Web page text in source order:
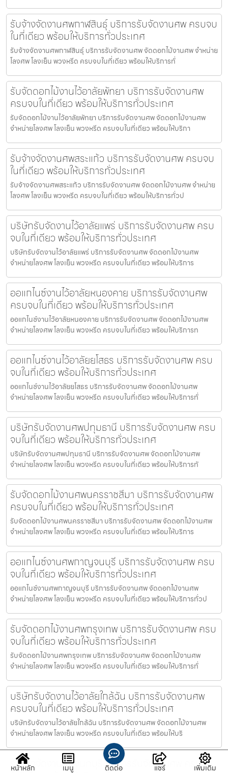
รับจ้างจัดงานศพกาฬสินธุ์ บริการรับจัดงานศพ ครบจบ
ในที่เดียว พร้อมให้บริการทั่วประเทศ
รับจ้างจัดงานศพกาฬสินธุ์ บริการรับจัดงานศพ จัดดอกไม้งานศพ จำหน่าย
โลงศพ โลงเย็น พวงหรีด ครบจบในที่เดียว พร้อมให้บริการทั่
รับจัดดอกไม้งานไว้อาลัยพัทยา บริการรับจัดงานศพ
ครบจบในที่เดียว พร้อมให้บริการทั่วประเทศ
รับจัดดอกไม้งานไว้อาลัยพัทยา บริการรับจัดงานศพ จัดดอกไม้งานศพ
จำหน่ายโลงศพ โลงเย็น พวงหรีด ครบจบในที่เดียว พร้อมให้บริกา
รับจ้างจัดงานศพสระแก้ว บริการรับจัดงานศพ ครบจบ
ในที่เดียว พร้อมให้บริการทั่วประเทศ
รับจ้างจัดงานศพสระแก้ว บริการรับจัดงานศพ จัดดอกไม้งานศพ จำหน่าย
โลงศพ โลงเย็น พวงหรีด ครบจบในที่เดียว พร้อมให้บริการทั่วป
บริษัทรับจัดงานไว้อาลัยแพร่ บริการรับจัดงานศพ ครบ
จบในที่เดียว พร้อมให้บริการทั่วประเทศ
บริษัทรับจัดงานไว้อาลัยแพร่ บริการรับจัดงานศพ จัดดอกไม้งานศพ
จำหน่ายโลงศพ โลงเย็น พวงหรีด ครบจบในที่เดียว พร้อมให้บริการ
ออแกไนซ์งานไว้อาลัยหนองคาย บริการรับจัดงานศพ
ครบจบในที่เดียว พร้อมให้บริการทั่วประเทศ
ออแกไนซ์งานไว้อาลัยหนองคาย บริการรับจัดงานศพ จัดดอกไม้งานศพ
จำหน่ายโลงศพ โลงเย็น พวงหรีด ครบจบในที่เดียว พร้อมให้บริการท
ออแกไนซ์งานไว้อาลัยยโสธร บริการรับจัดงานศพ ครบ
จบในที่เดียว พร้อมให้บริการทั่วประเทศ
ออแกไนซ์งานไว้อาลัยยโสธร บริการรับจัดงานศพ จัดดอกไม้งานศพ
จำหน่ายโลงศพ โลงเย็น พวงหรีด ครบจบในที่เดียว พร้อมให้บริการทั่
บริษัทรับจัดงานศพปทุมธานี บริการรับจัดงานศพ ครบ
จบในที่เดียว พร้อมให้บริการทั่วประเทศ
บริษัทรับจัดงานศพปทุมธานี บริการรับจัดงานศพ จัดดอกไม้งานศพ
จำหน่ายโลงศพ โลงเย็น พวงหรีด ครบจบในที่เดียว พร้อมให้บริการทั
รับจัดดอกไม้งานศพนครราชสีมา บริการรับจัดงานศพ
ครบจบในที่เดียว พร้อมให้บริการทั่วประเทศ
รับจัดดอกไม้งานศพนครราชสีมา บริการรับจัดงานศพ จัดดอกไม้งานศพ
จำหน่ายโลงศพ โลงเย็น พวงหรีด ครบจบในที่เดียว พร้อมให้บริการ
ออแกไนซ์งานศพกาญจนบุรี บริการรับจัดงานศพ ครบ
จบในที่เดียว พร้อมให้บริการทั่วประเทศ
ออแกไนซ์งานศพกาญจนบุรี บริการรับจัดงานศพ จัดดอกไม้งานศพ
จำหน่ายโลงศพ โลงเย็น พวงหรีด ครบจบในที่เดียว พร้อมให้บริการทั่วป
รับจัดดอกไม้งานศพกรุงเทพ บริการรับจัดงานศพ ครบ
จบในที่เดียว พร้อมให้บริการทั่วประเทศ
รับจัดดอกไม้งานศพกรุงเทพ บริการรับจัดงานศพ จัดดอกไม้งานศพ
จำหน่ายโลงศพ โลงเย็น พวงหรีด ครบจบในที่เดียว พร้อมให้บริการทั่
บริษัทรับจัดงานไว้อาลัยใกล้ฉัน บริการรับจัดงานศพ
ครบจบในที่เดียว พร้อมให้บริการทั่วประเทศ
บริษัทรับจัดงานไว้อาลัยใกล้ฉัน บริการรับจัดงานศพ จัดดอกไม้งานศพ
จำหน่ายโลงศพ โลงเย็น พวงหรีด ครบจบในที่เดียว พร้อมให้บริ
รับจ้างจัดงานศพจันทบุรี บริการรับจัดงานศพ ครบจบ
หน้าหลัก เมนู ติดต่อ แชร์ เพิ่มเติม